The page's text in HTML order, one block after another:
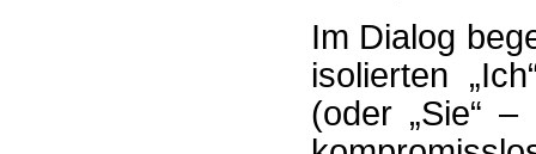
Im Dialog
isolierten
(oder „Sie“